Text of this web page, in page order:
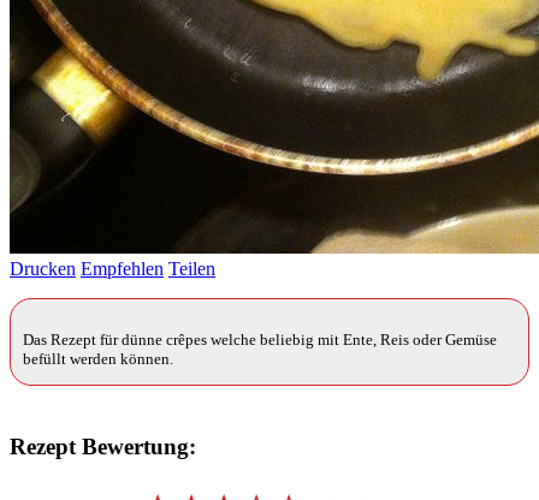
Drucken Empfehlen Teilen
Das Rezept für dünne crêpes welche beliebig mit Ente, Reis oder Gemüse
befüllt werden können.
Rezept Bewertung: